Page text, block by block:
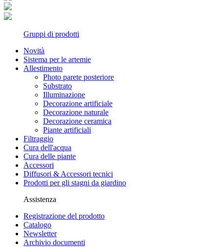
Gruppi di prodotti
Novità
Sistema per le artemie
Allestimento
Photo parete posteriore
Substrato
Illuminazione
Decorazione artificiale
Decorazione naturale
Decorazione ceramica
Piante artificiali
Filtraggio
Cura dell'acqua
Cura delle piante
Accessori
Diffusori & Accessori tecnici
Prodotti per gli stagni da giardino
Assistenza
Registrazione del prodotto
Catalogo
Newsletter
Archivio documenti